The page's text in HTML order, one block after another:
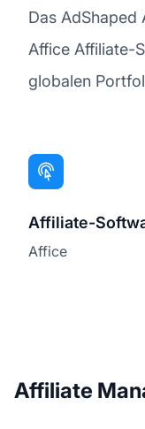
Das
Affice Affiliate-
globalen
Affiliate-
Affice
Affiliate